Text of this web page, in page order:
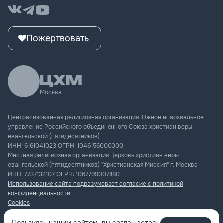
Москва
Пожертвовать
Централизованная религиозная организация Южное епархиальное
управление Российского объединенного Союза христиан веры
евангельской (пятидесятников)
ИНН: 6161041023ОГРН: 1046156000000
Местная религиозная организация Церковь христиан веры
евангельской (пятидесятников) "Христианская Миссия" г. Москва
ИНН: 7737132107ОГРН: 1067799007880
Использование сайта подразумевает согласие с политикой
конфиденциальности.
Cookies
Документация.